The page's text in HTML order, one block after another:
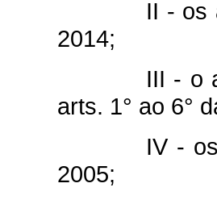
II - os
2014;
III - o
arts. 1° ao 6°
IV -
2005;